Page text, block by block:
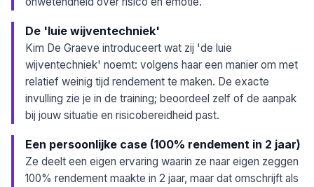
De 'luie wijventechniek'
Kim De Graeve introduceert wat zij 'de luie
wijventechniek' noemt: volgens haar een manier om met
relatief weinig tijd rendement te maken. De exacte
invulling zie je in de training; beoordeel zelf of de aanpak
bij jouw situatie en risicobereidheid past.
Een persoonlijke case (100% rendement in 2 jaar)
Ze deelt een eigen ervaring waarin ze naar eigen zeggen
100% rendement maakte in 2 jaar, maar dat omschrijft als